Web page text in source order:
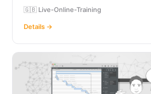
🇬🇧 Live-Online-Training
Details →